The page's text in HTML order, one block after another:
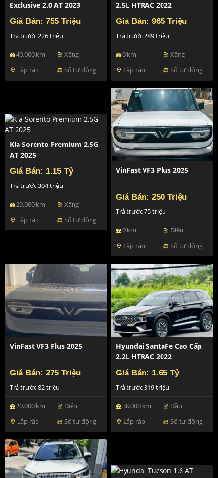
Exclusive 2.0 AT 2023
Giá Bán: 755 Triệu
Trả trước 226 triệu
40.000 km ev_station Xăng
location_on Lắp ráp directions_car Số tự động
2.5L HTRAC 2022
Giá Bán: 965 Triệu
Trả trước 289 triệu
0 km ev_station Xăng
location_on Lắp ráp directions_car Số tự động
Kia Sorento Premium 2.5G
AT 2025
Giá Bán: 1.15 Tỷ
Trả trước 304 triệu
29.000 km ev_station Xăng
location_on Lắp ráp directions_car Số tự động
VinFast VF3 Plus 2025
Giá Bán: 250 Triệu
Trả trước 75 triệu
0 km ev_station Điện
location_on Lắp ráp directions_car Số tự động
VinFast VF3 Plus 2025
Giá Bán: 275 Triệu
Trả trước 82 triệu
20.000 km ev_station Điện
location_on Lắp ráp directions_car Số tự động
Hyundai SantaFe Cao Cấp
2.2L HTRAC 2022
Giá Bán: 1.65 Tỷ
Trả trước 319 triệu
38.000 km ev_station Dầu
location_on Lắp ráp directions_car Số tự động